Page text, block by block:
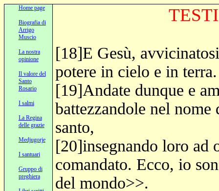
Home page
Biografia di
Arrigo
Muscio
La nostra
opinione
Il valore del
Santo
Rosario
I salmi
La Regina
delle grazie
Medjugorje
I santuari
Gruppo di
preghiera
[18]E Gesù,
potere in cielo e in terra.
[19]Andate dunque e
battezzandole nel
santo,
[20]insegnando loro ad
comandato. Ecco, io
del mondo>>.